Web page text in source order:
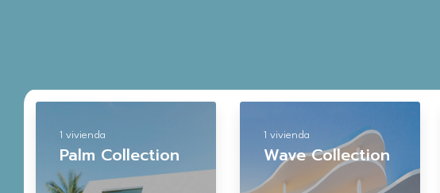
1 vivienda
Palm Collection
1 vivienda
Wave Collection